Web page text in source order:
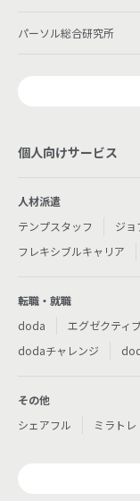
パーソル総合研究所
個人向けサービス
人材派遣
テンプスタッフ
ジョ
フレキシブルキャリア
転職・就職
doda
エグゼクティ
dodaチャレンジ
その他
シェアフル
ミラトレ